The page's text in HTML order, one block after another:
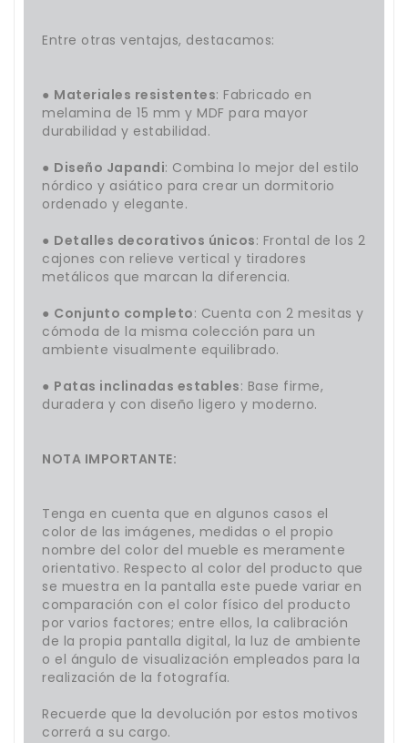
Entre otras ventajas, destacamos:
● Materiales resistentes: Fabricado en
melamina de 15 mm y MDF para mayor
durabilidad y estabilidad.
● Diseño Japandi: Combina lo mejor del estilo
nórdico y asiático para crear un dormitorio
ordenado y elegante.
● Detalles decorativos únicos: Frontal de los 2
cajones con relieve vertical y tiradores
metálicos que marcan la diferencia.
● Conjunto completo: Cuenta con 2 mesitas y
cómoda de la misma colección para un
ambiente visualmente equilibrado.
● Patas inclinadas estables: Base firme,
duradera y con diseño ligero y moderno.
NOTA IMPORTANTE:
Tenga en cuenta que en algunos casos el
color de las imágenes, medidas o el propio
nombre del color del mueble es meramente
orientativo. Respecto al color del producto que
se muestra en la pantalla este puede variar en
comparación con el color físico del producto
por varios factores; entre ellos, la calibración
de la propia pantalla digital, la luz de ambiente
o el ángulo de visualización empleados para la
realización de la fotografía.
Recuerde que la devolución por estos motivos
correrá a su cargo.